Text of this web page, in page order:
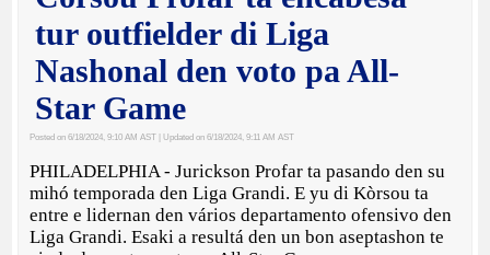
tur outfielder di Liga
Nashonal den voto pa All-
Star Game
Posted on 6/18/2024, 9:10 AM AST | Updated on 6/18/2024, 9:11 AM AST
PHILADELPHIA - Jurickson Profar ta pasando den su
mihó temporada den Liga Grandi. E yu di Kòrsou ta
entre e lidernan den vários departamento ofensivo den
Liga Grandi. Esaki a resultá den un bon aseptashon te